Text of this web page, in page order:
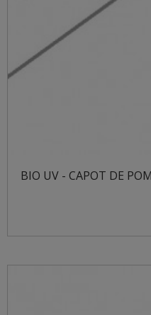
BIO UV - CAPOT DE